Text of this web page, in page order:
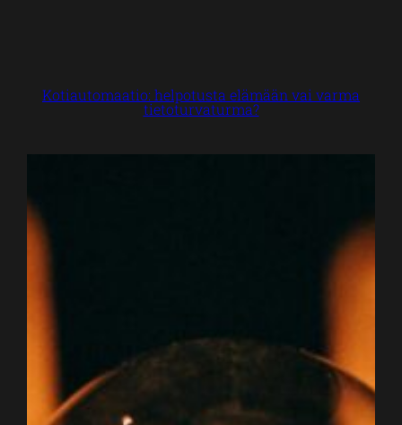
Kotiautomaatio: helpotusta elämään vai varma
tietoturvaturma?